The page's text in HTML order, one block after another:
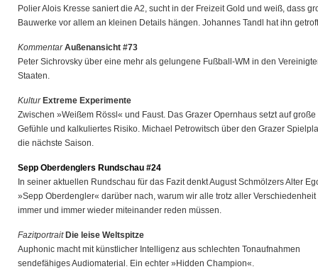
Polier Alois Kresse saniert die A2, sucht in der Freizeit Gold und weiß, dass
Bauwerke vor allem an kleinen Details hängen. Johannes Tandl hat ihn
KommentarAußenansicht #73
Peter Sichrovsky über eine mehr als gelungene Fußball-WM in den
Staaten.
KulturExtreme Experimente
Zwischen »Weißem Rössl« und Faust. Das Grazer Opernhaus setzt auf große
Gefühle und kalkuliertes Risiko. Michael Petrowitsch über den Grazer
die nächste Saison.
Sepp Oberdenglers Rundschau #24
In seiner aktuellen Rundschau für das Fazit denkt August Schmölzers Alter
»Sepp Oberdengler« darüber nach, warum wir alle trotz aller Verschiedenheit
immer und immer wieder miteinander reden müssen.
FazitportraitDie leise Weltspitze
Auphonic macht mit künstlicher Intelligenz aus schlechten Tonaufnahmen
sendefähiges Audiomaterial. Ein echter »Hidden Champion«.